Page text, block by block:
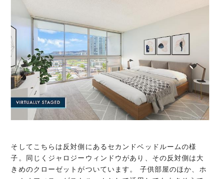
そしてこちらは反対側にあるセカンドベッドルームの様
子。同じくジャロジーウィンドウがあり、その反対側は大
きめのクローゼットがついています。 子供部屋のほか、ホ